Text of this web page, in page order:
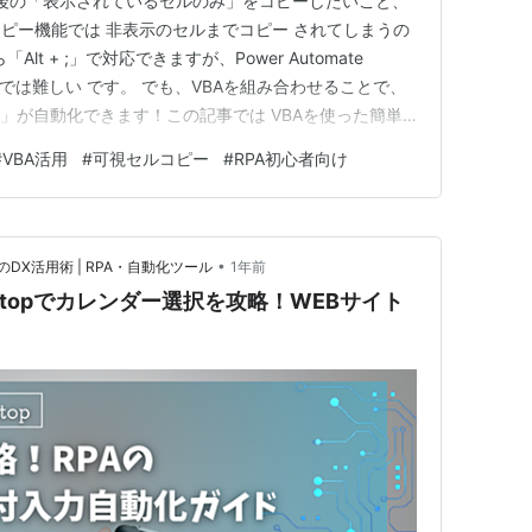
ー機能では 非表示のセルまでコピー されてしまうの
Alt + ;」で対応できますが、Power Automate
は難しい です。 でも、VBAを組み合わせることで、
が自動化できます！この記事では VBAを使った簡単
ンドウのUI要素をクリッ…
VBA活用 #可視セルコピー #RPA初心者向け
DX活用術 | RPA・自動化ツール • 1年前
でカレンダー選択を攻略！WEBサイト